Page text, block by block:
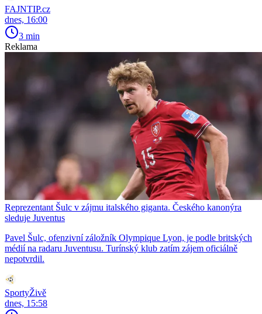
FAJNTIP.cz
dnes, 16:00
3 min
Reklama
Reprezentant Šulc v zájmu italského giganta. Českého kanonýra
sleduje Juventus
Pavel Šulc, ofenzivní záložník Olympique Lyon, je podle britských
médií na radaru Juventusu. Turínský klub zatím zájem oficiálně
nepotvrdil.
SportyŽivě
dnes, 15:58